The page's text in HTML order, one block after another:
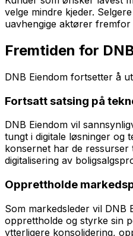
velge mindre kjeder.
uavhengige aktører
Fremtiden for
DNB Eiendom fortsetter å
Fortsatt satsing på
DNB Eiendom vil
tungt i digitale løsninger og
konsernet har de
digitalisering av
Opprettholde
Som markedsleder vil DNB
opprettholde og styrke sin
ytterligere konsolidering,